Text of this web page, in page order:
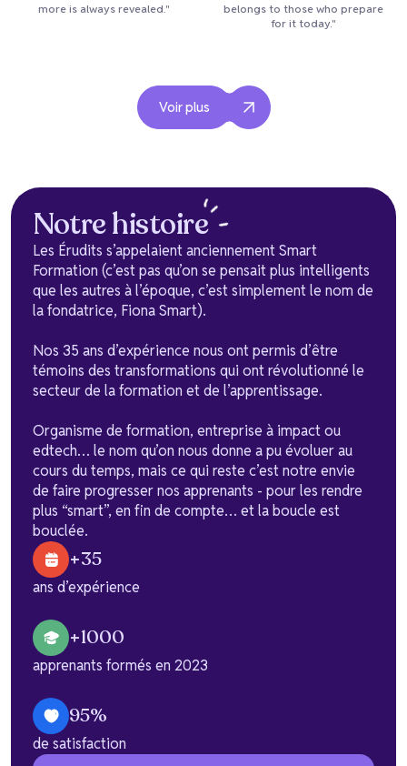
more is always revealed."
belongs to those who prepare
for it today."
Voir plus
Notrehistoire
Les Érudits s’appelaient anciennement Smart
Formation (c’est pas qu’on se pensait plus intelligents
que les autres à l’époque, c’est simplement le nom de
la fondatrice, Fiona Smart).
Nos 35 ans d’expérience nous ont permis d’être
témoins des transformations qui ont révolutionné le
secteur de la formation et de l’apprentissage.
Organisme de formation, entreprise à impact ou
edtech… le nom qu’on nous donne a pu évoluer au
cours du temps, mais ce qui reste c’est notre envie
de faire progresser nos apprenants - pour les rendre
plus “smart”, en fin de compte… et la boucle est
bouclée.
+35
ans d’expérience
+1000
apprenants formés en 2023
95%
de satisfaction